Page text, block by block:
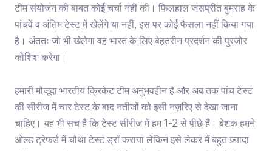
टीम संयोजन की बाबत कोई चर्चा नहीं की। फिलहाल जसप्रीत बुमराह के
पांचवें व अंतिम टेस्ट में खेलेंगे या नहीं, इस पर कोई फैसला नहीं किया गया
है। अंततः जो भी खेलेगा वह भारत के लिए बेहतरीन प्रदर्शन की पुरजोर
कोशिश करेगा।
हमारी मौजूदा भारतीय क्रिकेट टीम अनुभवहीन है और अब तक पांच टेस्ट
की सीरीज में चार टेस्ट के बाद नतीजों को इसी नज़रिए से देखा जाना
चाहिए। यह भी सच है कि टेस्ट सीरीज में हम 1-2 से पीछे हैं। बेशक हमने
ओल्ड ट्रेफर्ड में चौथा टेस्ट ड्रॉ कराया लेकिन इसे लेकर मैं बहुत ज़्यादा